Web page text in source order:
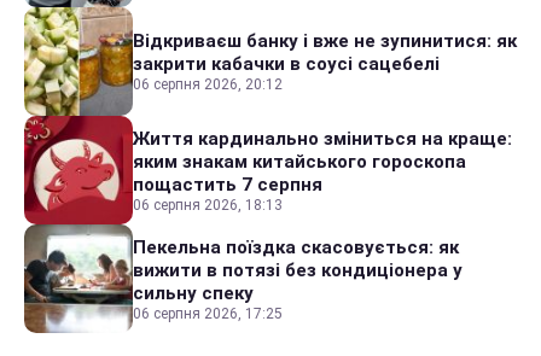
Відкриваєш банку і вже не зупинитися: як
закрити кабачки в соусі сацебелі
06 серпня 2026, 20:12
Життя кардинально зміниться на краще:
яким знакам китайського гороскопа
пощастить 7 серпня
06 серпня 2026, 18:13
Пекельна поїздка скасовується: як
вижити в потязі без кондиціонера у
сильну спеку
06 серпня 2026, 17:25